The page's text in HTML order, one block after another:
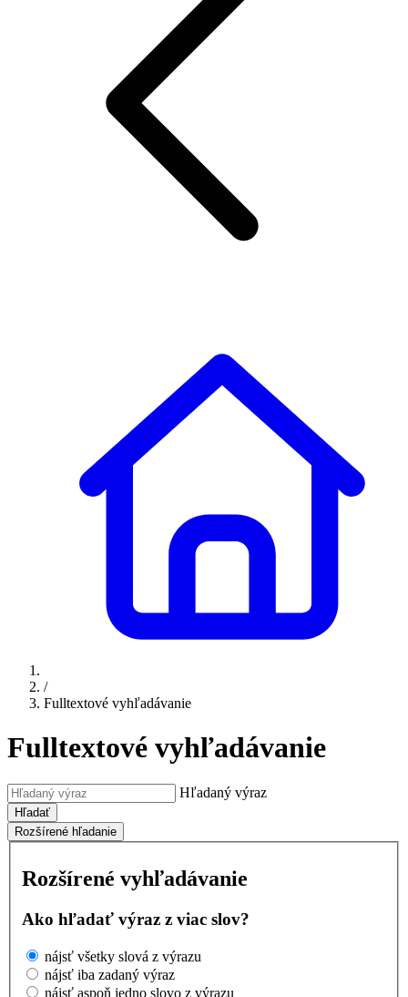
/
Fulltextové vyhľadávanie
Fulltextové vyhľadávanie
Hľadaný výraz
Hľadať
Rozšírené hľadanie
Rozšírené vyhľadávanie
Ako hľadať výraz z viac slov?
nájsť všetky slová z výrazu
nájsť iba zadaný výraz
nájsť aspoň jedno slovo z výrazu